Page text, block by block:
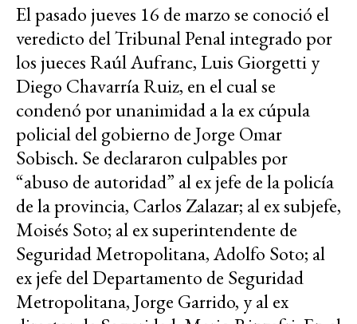
El pasado jueves 16 de marzo se conoció el
veredicto del Tribunal Penal integrado por
los jueces Raúl Aufranc, Luis Giorgetti y
Diego Chavarría Ruiz, en el cual se
condenó por unanimidad a la ex cúpula
policial del gobierno de Jorge Omar
Sobisch. Se declararon culpables por
“abuso de autoridad” al ex jefe de la policía
de la provincia, Carlos Zalazar; al ex subjefe,
Moisés Soto; al ex superintendente de
Seguridad Metropolitana, Adolfo Soto; al
ex jefe del Departamento de Seguridad
Metropolitana, Jorge Garrido, y al ex